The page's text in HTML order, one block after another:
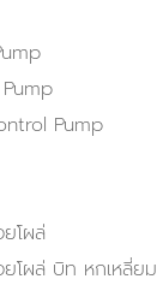
Pump
โผล่
โผล่ บิท หกเหลี่ยม